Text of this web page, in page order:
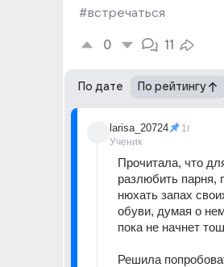
#встречаться
0 11
По дате По рейтингу
larisa_20724
Ученик
1г
Прочитала, что
разлюбить парня,
нюхать запах
обуви, думая о
пока не начнет
Решила